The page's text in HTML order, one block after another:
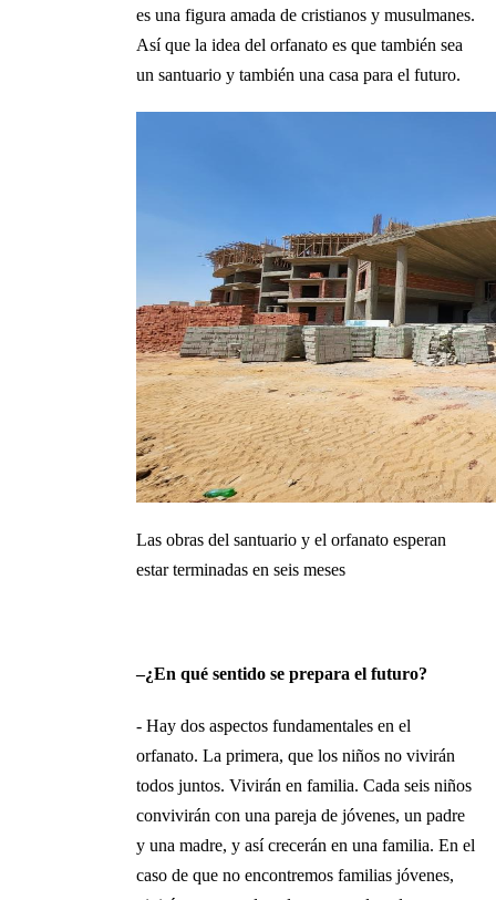
es una figura amada de cristianos y musulmanes.
Así que la idea del orfanato es que también sea
un santuario y también una casa para el futuro.
Las obras del santuario y el orfanato esperan
estar terminadas en seis meses
–¿En qué sentido se prepara el futuro?
- Hay dos aspectos fundamentales en el
orfanato. La primera, que los niños no vivirán
todos juntos. Vivirán en familia. Cada seis niños
convivirán con una pareja de jóvenes, un padre
y una madre, y así crecerán en una familia. En el
caso de que no encontremos familias jóvenes,